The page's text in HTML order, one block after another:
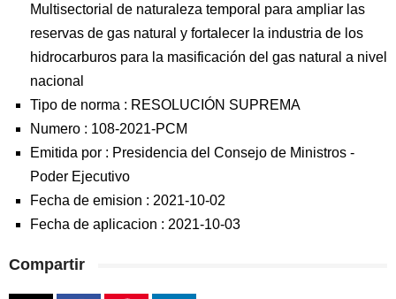
Multisectorial de naturaleza temporal para ampliar las
reservas de gas natural y fortalecer la industria de los
hidrocarburos para la masificación del gas natural a nivel
nacional
Tipo de norma : RESOLUCIÓN SUPREMA
Numero : 108-2021-PCM
Emitida por : Presidencia del Consejo de Ministros -
Poder Ejecutivo
Fecha de emision : 2021-10-02
Fecha de aplicacion : 2021-10-03
Compartir